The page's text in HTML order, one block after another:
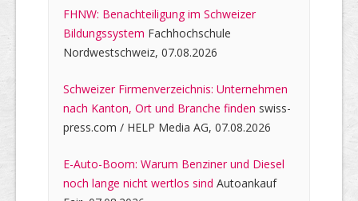
FHNW: Benachteiligung im Schweizer
Bildungssystem Fachhochschule
Nordwestschweiz, 07.08.2026
Schweizer Firmenverzeichnis: Unternehmen
nach Kanton, Ort und Branche finden swiss-
press.com / HELP Media AG, 07.08.2026
E-Auto-Boom: Warum Benziner und Diesel
noch lange nicht wertlos sind Autoankauf